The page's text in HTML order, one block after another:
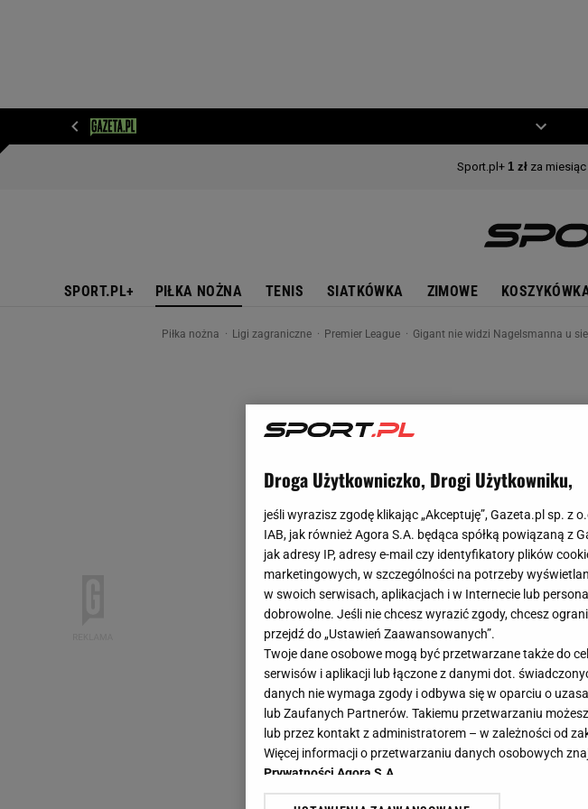
SPORT.PL+ PIŁKA NOŻNA TENIS SIATKÓWKA ZIMOWE
Piłka nożna Ligi zagraniczne Premier League Gigant nie widzi Nagelsmanna u
Droga Użytkowniczko, Drogi Użytkowniku,
jeśli wyrazisz zgodę klikając „Akceptuję”, Gazeta.pl sp. z
IAB, jak również Agora S.A. będąca spółką powiązaną z
jak adresy IP, adresy e-mail czy identyfikatory plików
marketingowych, w szczególności na potrzeby
w swoich serwisach, aplikacjach i w Internecie lub
dobrowolne. Jeśli nie chcesz wyrazić zgody, chcesz
przejdź do „Ustawień Zaawansowanych”.
Twoje dane osobowe mogą być przetwarzane także do
serwisów i aplikacji lub łączone z danymi dot.
danych nie wymaga zgody i odbywa się w oparciu o
lub Zaufanych Partnerów. Takiemu przetwarzaniu
lub przez kontakt z administratorem – w zależności od
Więcej informacji o przetwarzaniu danych osobowych
Prywatności Agora S.A.